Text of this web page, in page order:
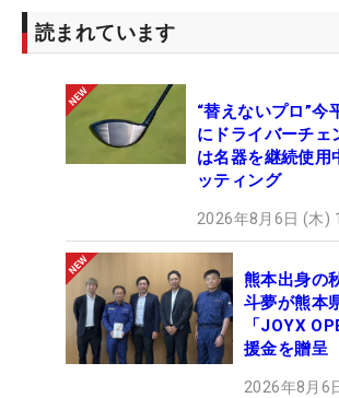
読まれています
“替えないプロ”今
にドライバーチェ
は名器を継続使
ッティング
2026年8月6日 (木)
熊本出身の
斗夢が熊本
「JOYX
援金を贈呈
2026年8月6